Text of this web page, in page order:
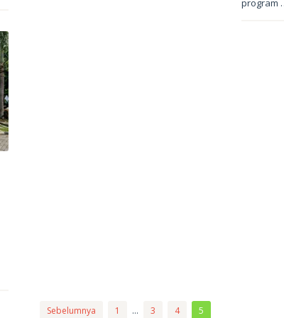
program
Sebelumnya 1 … 3 4 5